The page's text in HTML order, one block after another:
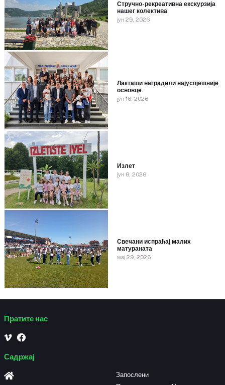
Стручно-рекреативна екскурзија
нашег колектива
јун 29, 2026
Лакташи наградили најуспјешније
основце
јун 16, 2026
Излет
јун 8, 2026
Свечани испраћај малих
матураната
мај 29, 2026
Пратите нас
Садржај
Запослени